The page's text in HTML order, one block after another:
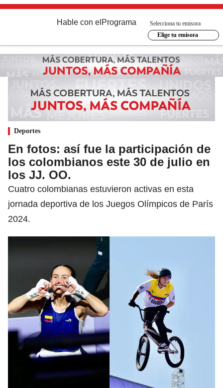
Hable con el Programa
Selecciona tu emisora
Elige tu emisora
Deportes
En fotos: así fue la participación de
los colombianos este 30 de julio en
los JJ. OO.
Cuatro colombianas estuvieron activas en esta
jornada deportiva de los Juegos Olímpicos de París
2024.